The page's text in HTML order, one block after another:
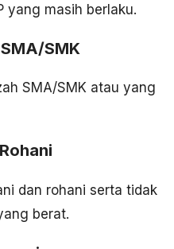
yang masih berlaku.
SMK
SMA/SMK atau yang
dan rohani serta tidak
berat.